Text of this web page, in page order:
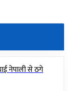
नेपाली से ठगे